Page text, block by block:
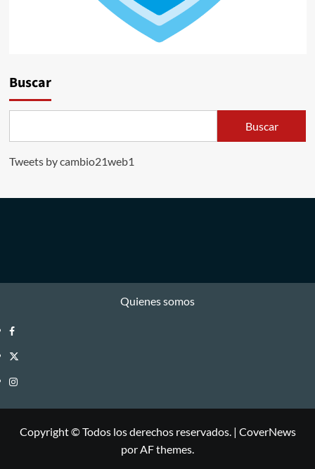
Buscar
Buscar
Tweets by cambio21web1
Quienes somos
Facebook
Twitter
Instagram
Copyright © Todos los derechos reservados. | CoverNews
por AF themes.